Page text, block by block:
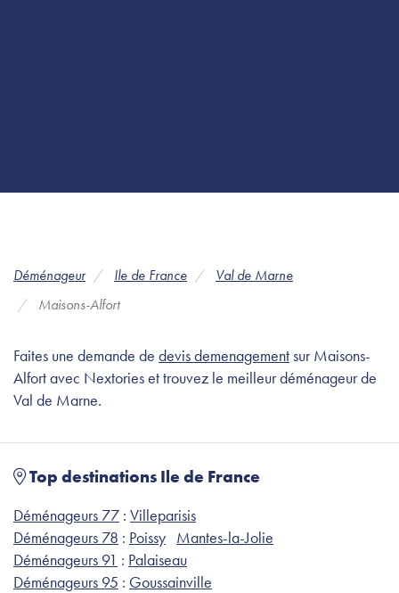
Déménageur Ile de France
Val de Marne
Maisons-Alfort
Faites une demande de devis demenagementsur Maisons-
Alfort avec Nextories et trouvez le meilleur déménageur de
Val de Marne.
Top destinations Ile de France
Déménageurs 77 : Villeparisis
Déménageurs 78 : Poissy Mantes-la-Jolie
Déménageurs 91 : Palaiseau
Déménageurs 95 : Goussainville